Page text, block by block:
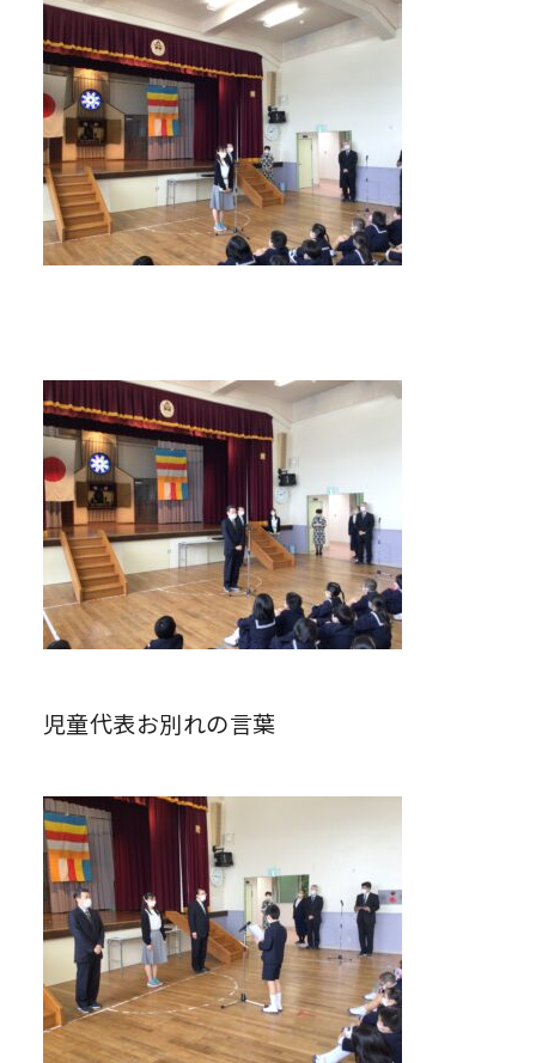
児童代表お別れの言葉